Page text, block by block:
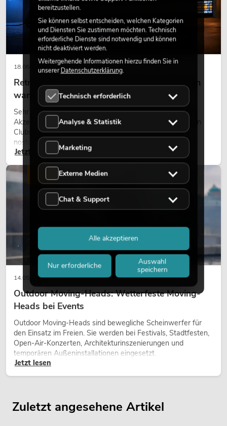
18.06.2026
Retro-Licht im modernen Lichtdesign: Warum
warmes Licht wieder wirkt
Sehr warmes Licht, sichtbare Leuchtflächen und farbige
Akzente prägen viele aktuelle Lichtdesigns auf Bühnen, in
Clubs und bei Events. Retro-Licht ist dabei kein rein
nostalgischer Effekt, sondern ein bewusst eingesetztes
Gestaltungsmittel: Es schafft Atmosphäre, gibt Szenen
Charakter und kann technische LED-Setups emotionaler
wirken lassen.
Jetzt lesen
14.05.2026
Outdoor Moving-Heads: Wetterfeste Moving-
Heads bei Events
Outdoor Moving-Heads sind bewegliche Scheinwerfer für
den Einsatz im Freien. Sie werden bei Festivals, Stadtfesten,
Open-Air-Konzerten, Architekturinszenierungen und
temporären Außeninstallationen eingesetzt.
Jetzt lesen
Zuletzt angesehene Artikel
bereitzustellen.
Sie können selbst entscheiden, welchen Kategorien
und Diensten Sie zustimmen möchten. Technisch
erforderliche Dienste sind notwendig und können
nicht deaktiviert werden.
Weitergehende Informationen hierzu finden Sie in
unsererDatenschutzerklärung.
Technisch erforderlich
Analyse & Statistik
Marketing
Externe Medien
Chat & Support
Nur erforderliche
Auswahl
speichern
Alle akzeptieren